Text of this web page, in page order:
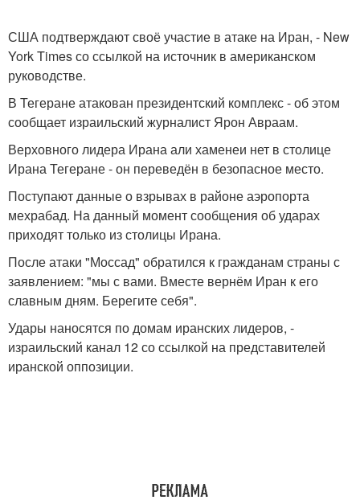
США подтверждают своё участие в атаке на Иран, - New
York Times со ссылкой на источник в американском
руководстве.
В Тегеране атакован президентский комплекс - об этом
сообщает израильский журналист Ярон Авраам.
Верховного лидера Ирана али хаменеи нет в столице
Ирана Тегеране - он переведён в безопасное место.
Поступают данные о взрывах в районе аэропорта
мехрабад. На данный момент сообщения об ударах
приходят только из столицы Ирана.
После атаки "Моссад" обратился к гражданам страны с
заявлением: "мы с вами. Вместе вернём Иран к его
славным дням. Берегите себя".
Удары наносятся по домам иранских лидеров, -
израильский канал 12 со ссылкой на представителей
иранской оппозиции.